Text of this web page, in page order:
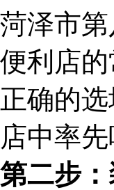
菏泽市
便利店的
正确的
店中率
第二步